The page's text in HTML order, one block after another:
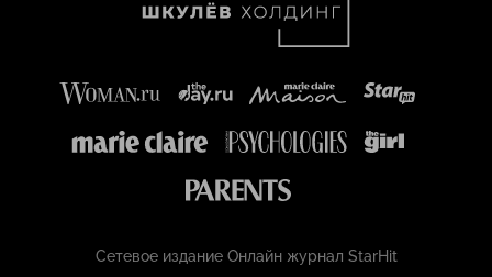
Сетевое издание Онлайн журнал StarHit